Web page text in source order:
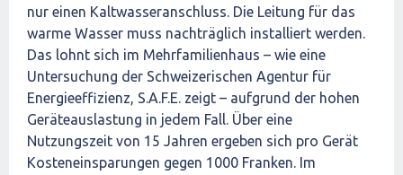
nur einen Kaltwasseranschluss. Die Leitung für das
warme Wasser muss nachträglich installiert werden.
Das lohnt sich im Mehrfamilienhaus – wie eine
Untersuchung der Schweizerischen Agentur für
Energieeffizienz, S.A.F.E. zeigt – aufgrund der hohen
Geräteauslastung in jedem Fall. Über eine
Nutzungszeit von 15 Jahren ergeben sich pro Gerät
Kosteneinsparungen gegen 1000 Franken. Im